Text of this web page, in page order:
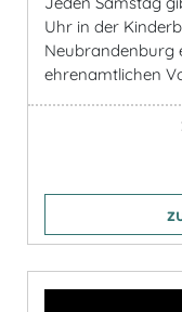
Uhr in der
Neubrandenburg
ehrenamtlichen